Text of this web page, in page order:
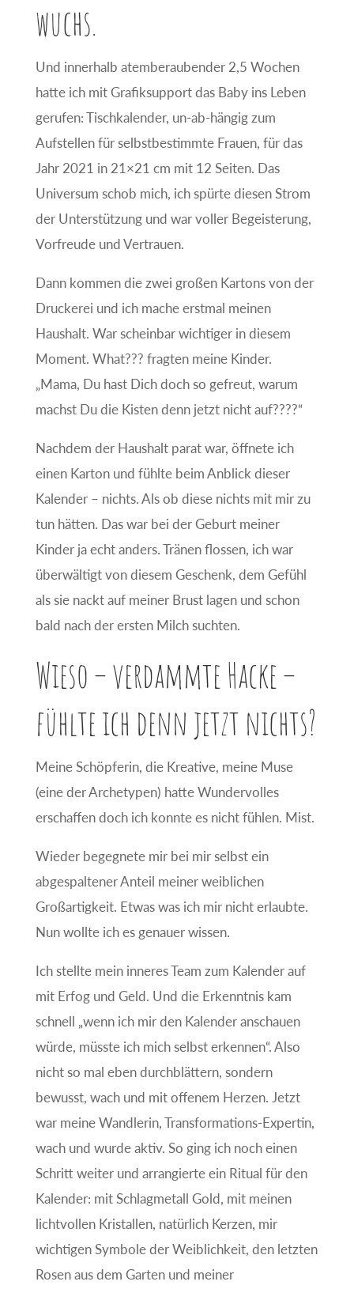
wuchs.
Und innerhalb atemberaubender 2,5 Wochen
hatte ich mit Grafiksupport das Baby ins Leben
gerufen: Tischkalender, un-ab-hängig zum
Aufstellen für selbstbestimmte Frauen, für das
Jahr 2021 in 21×21 cm mit 12 Seiten. Das
Universum schob mich, ich spürte diesen Strom
der Unterstützung und war voller Begeisterung,
Vorfreude und Vertrauen.
Dann kommen die zwei großen Kartons von der
Druckerei und ich mache erstmal meinen
Haushalt. War scheinbar wichtiger in diesem
Moment. What??? fragten meine Kinder.
„Mama, Du hast Dich doch so gefreut, warum
machst Du die Kisten denn jetzt nicht auf????“
Nachdem der Haushalt parat war, öffnete ich
einen Karton und fühlte beim Anblick dieser
Kalender – nichts. Als ob diese nichts mit mir zu
tun hätten. Das war bei der Geburt meiner
Kinder ja echt anders. Tränen flossen, ich war
überwältigt von diesem Geschenk, dem Gefühl
als sie nackt auf meiner Brust lagen und schon
bald nach der ersten Milch suchten.
Wieso – verdammte Hacke –
fühlte ich denn jetzt nichts?
Meine Schöpferin, die Kreative, meine Muse
(eine der Archetypen) hatte Wundervolles
erschaffen doch ich konnte es nicht fühlen. Mist.
Wieder begegnete mir bei mir selbst ein
abgespaltener Anteil meiner weiblichen
Großartigkeit. Etwas was ich mir nicht erlaubte.
Nun wollte ich es genauer wissen.
Ich stellte mein inneres Team zum Kalender auf
mit Erfog und Geld. Und die Erkenntnis kam
schnell „wenn ich mir den Kalender anschauen
würde, müsste ich mich selbst erkennen“. Also
nicht so mal eben durchblättern, sondern
bewusst, wach und mit offenem Herzen. Jetzt
war meine Wandlerin, Transformations-Expertin,
wach und wurde aktiv. So ging ich noch einen
Schritt weiter und arrangierte ein Ritual für den
Kalender: mit Schlagmetall Gold, mit meinen
lichtvollen Kristallen, natürlich Kerzen, mir
wichtigen Symbole der Weiblichkeit, den letzten
Rosen aus dem Garten und meiner